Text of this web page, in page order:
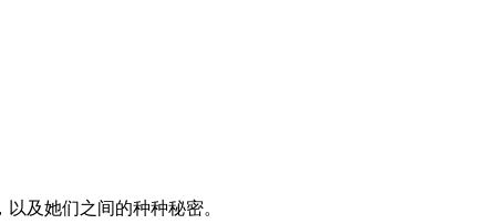
及她们之间的种种秘密。